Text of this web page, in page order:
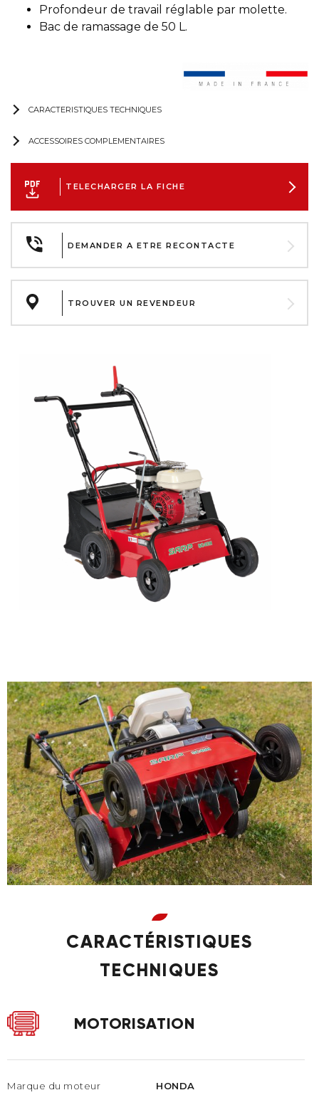
Profondeur de travail réglable par molette.
Bac de ramassage de 50 L.
CARACTERISTIQUES TECHNIQUES
ACCESSOIRES COMPLEMENTAIRES
TELECHARGER LA FICHE
DEMANDER A ETRE RECONTACTE
TROUVER UN REVENDEUR
CARACTÉRISTIQUES
TECHNIQUES
MOTORISATION
Marque du moteur HONDA